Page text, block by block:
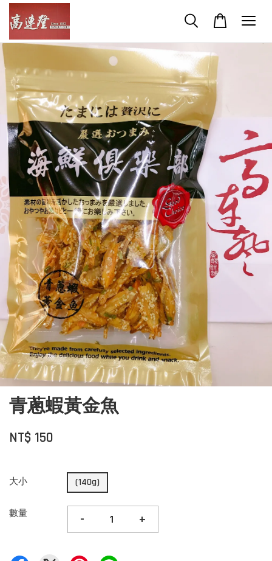
青蔥蝦黃金魚
NT$ 150
大小 (140g)
數量 - +